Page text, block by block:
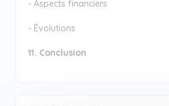
- Aspects financiers
- Évolutions
11. Conclusion